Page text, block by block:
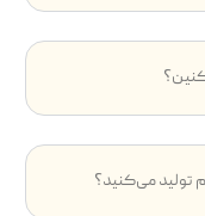
تولید می‌کنید؟